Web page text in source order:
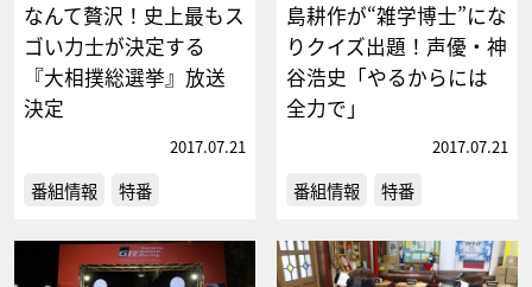
なんて贅沢！史上最もス
ゴい力士が決定する
『大相撲総選挙』放送
決定
2017.07.21
番組情報 特番
島耕作が“雑学博士”にな
りクイズ出題！声優・神
谷浩史「やるからには
全力で」
2017.07.21
番組情報 特番